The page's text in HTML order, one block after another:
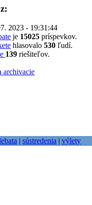
2023 - 19:31:44
je 15025 príspevkov.
hlasovalo 530 ľudí.
139 riešiteľov.
archivacie
| sústredenia | výlety